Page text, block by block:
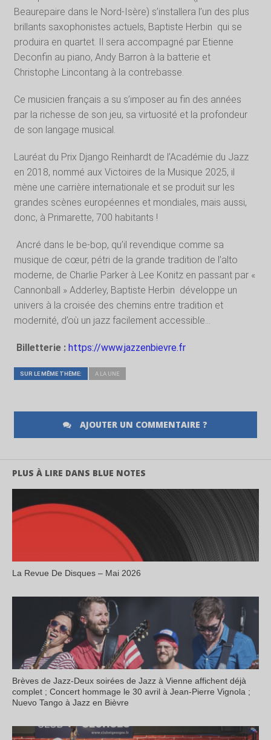
Beaurepaire dans le Nord-Isère) s’installera l’un des plus
brillants saxophonistes actuels, Baptiste Herbin qui se
produira en quartet. Il sera accompagné par Etienne
Deconfin au piano, Andy Barron à la batterie et
Christophe Lincontang à la contrebasse.
Ce musicien français a su s’imposer au fin des années
par la richesse de son jeu, sa virtuosité et la profondeur
de son langage musical.
Lauréat du Prix Django Reinhardt de l’Académie du Jazz
en 2018, nommé aux Victoires de la Musique 2025, il
mène une carrière internationale et se produit sur les
grandes scènes européennes et mondiales, mais aussi,
donc, à Primarette, 700 habitants !
Ancré dans le be-bop, qu’il revendique comme sa
musique de cœur, pétri de la grande tradition de l’alto
moderne, de Charlie Parker à Lee Konitz en passant par «
Cannonball » Adderley, Baptiste Herbin développe un
univers à la croisée des chemins entre tradition et
modernité, d’où un jazz facilement accessible…
Billetterie : https://www.jazzenbievre.fr
SUR LE MÊME THÈME: A LA UNE
AJOUTER UN COMMENTAIRE ?
PLUS À LIRE DANS BLUE NOTES
La Revue De Disques – Mai 2026
Brèves de Jazz-Deux soirées de Jazz à Vienne affichent déjà
complet ; Concert hommage le 30 avril à Jean-Pierre Vignola ;
Nuevo Tango à Jazz en Bièvre